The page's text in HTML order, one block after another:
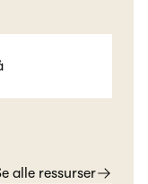
alle ressurser